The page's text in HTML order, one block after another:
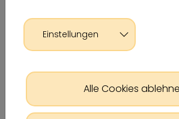
Glossar
Einstellungen
Alle Cookies